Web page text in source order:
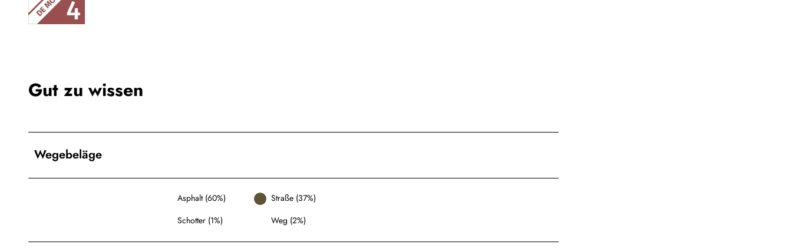
Gut zu wissen
Wegebeläge
Asphalt (60%)
Straße (37%)
Schotter (1%)
Weg (2%)